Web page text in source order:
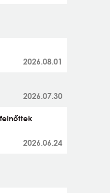
2026.08.01
2026.07.30
2026.06.24